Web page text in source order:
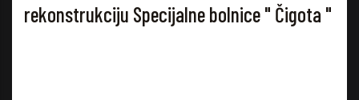
rekonstrukciju Specijalne bolnice " Čigota "